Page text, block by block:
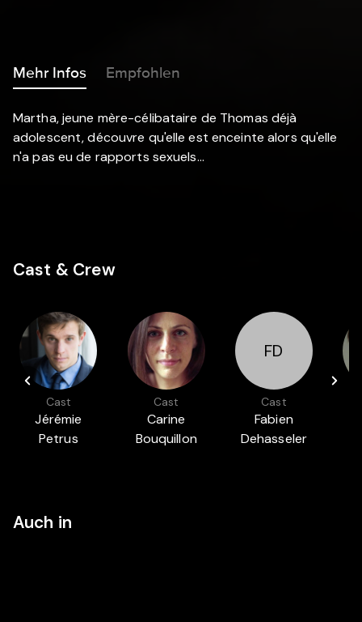
Mehr Infos Empfohlen
Martha, jeune mère-célibataire de Thomas déjà
adolescent, découvre qu'elle est enceinte alors qu'elle
n'a pas eu de rapports sexuels...
Cast & Crew
Cast
Jérémie
Petrus
Cast
Carine
Bouquillon
FD
Cast
Fabien
Dehasseler
Auch in